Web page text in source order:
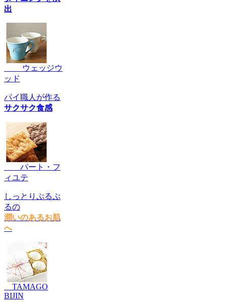
出
ウェッジウ
ッド
パイ職人が作る
サクサク食感
パート・フ
ィユテ
しっとりぷるぷ
るの
潤いのあるお肌
へ
TAMAGO
BIJIN